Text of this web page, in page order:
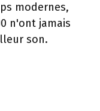
modernes,
n'ont jamais
son.